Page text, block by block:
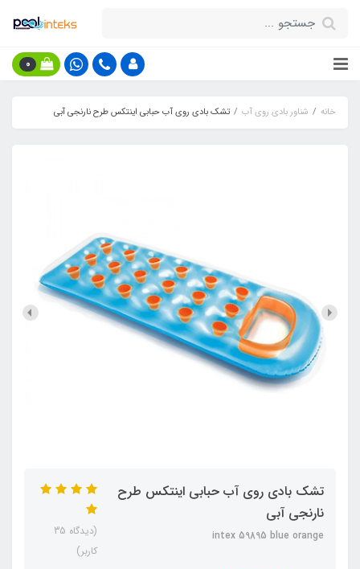
0
خانه شناور بادی روی آب تشک بادی روی آب حبابی اینتکس طرح نارنجی آبی
تشک بادی روی آب حبابی اینتکس طرح
نارنجی آبی
intex 59895 blue orange
(دیدگاه 35
کاربر)